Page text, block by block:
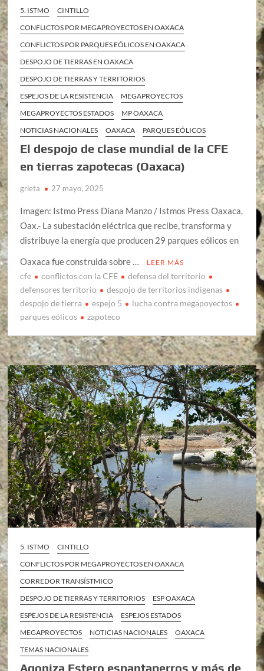
5. ISTMO
CINTILLO
CONFLICTOS POR MEGAPROYECTOS EN OAXACA
CONFLICTOS POR PARQUES EÓLICOS EN OAXACA
DESPOJO DE TIERRAS EN OAXACA
DESPOJO DE TIERRAS Y TERRITORIOS
ESPEJOS DE LA RESISTENCIA
MEGAPROYECTOS
MEGAPROYECTOS ESTADOS
MP OAXACA
NOTICIAS NACIONALES
OAXACA PARQUES EÓLICOS
El despojo de clase mundial de la CFE
en tierras zapotecas (Oaxaca)
grieta 27 mayo, 2025
Imagen: Istmo Press Diana Manzo / Istmos Press Oaxaca,
Oax.- La subestación eléctrica que recibe, transforma y
distribuye la energía que producen 29 parques eólicos en
Oaxaca fue construida sobre …
LEER MÁS
cfe conflictos con la CFE
defensa del territorio
defensores territorio
despojo de territorios indigenas
despojo de tierra
espejo 5
lucha contra megapoyectos
parques eólicos
zapoteco
5. ISTMO
CINTILLO
CONFLICTOS POR MEGAPROYECTOS EN OAXACA
CORREDOR TRANSÍSTMICO
DESPOJO DE TIERRAS Y TERRITORIOS
ESP OAXACA
ESPEJOS DE LA RESISTENCIA
ESPEJOS ESTADOS
MEGAPROYECTOS
NOTICIAS NACIONALES
OAXACA
TEMAS NACIONALES
Agoniza Estero espantaperros y más de